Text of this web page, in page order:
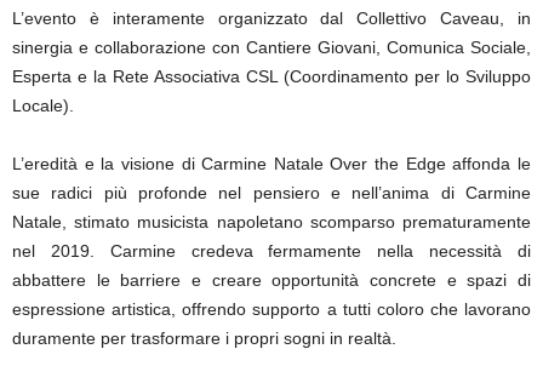
L’evento è interamente organizzato dal Collettivo Caveau, in
sinergia e collaborazione con Cantiere Giovani, Comunica Sociale,
Esperta e la Rete Associativa CSL (Coordinamento per lo Sviluppo
Locale).
L’eredità e la visione di Carmine Natale Over the Edge affonda le
sue radici più profonde nel pensiero e nell’anima di Carmine
Natale, stimato musicista napoletano scomparso prematuramente
nel 2019. Carmine credeva fermamente nella necessità di
abbattere le barriere e creare opportunità concrete e spazi di
espressione artistica, offrendo supporto a tutti coloro che lavorano
duramente per trasformare i propri sogni in realtà.